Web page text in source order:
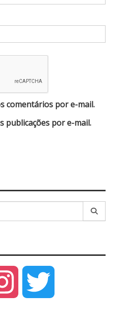
comentários por e-mail.
publicações por e-mail.
Instagram